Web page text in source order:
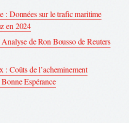
: Données sur le trafic maritime
en 2024
de Ron Bousso de Reuters
: Coûts de l’acheminement
Espérance